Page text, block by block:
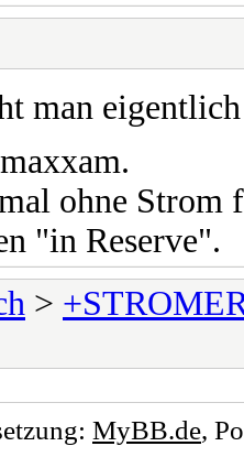
man
ohne Strom
"in Reserve".
>
MyBB.de,